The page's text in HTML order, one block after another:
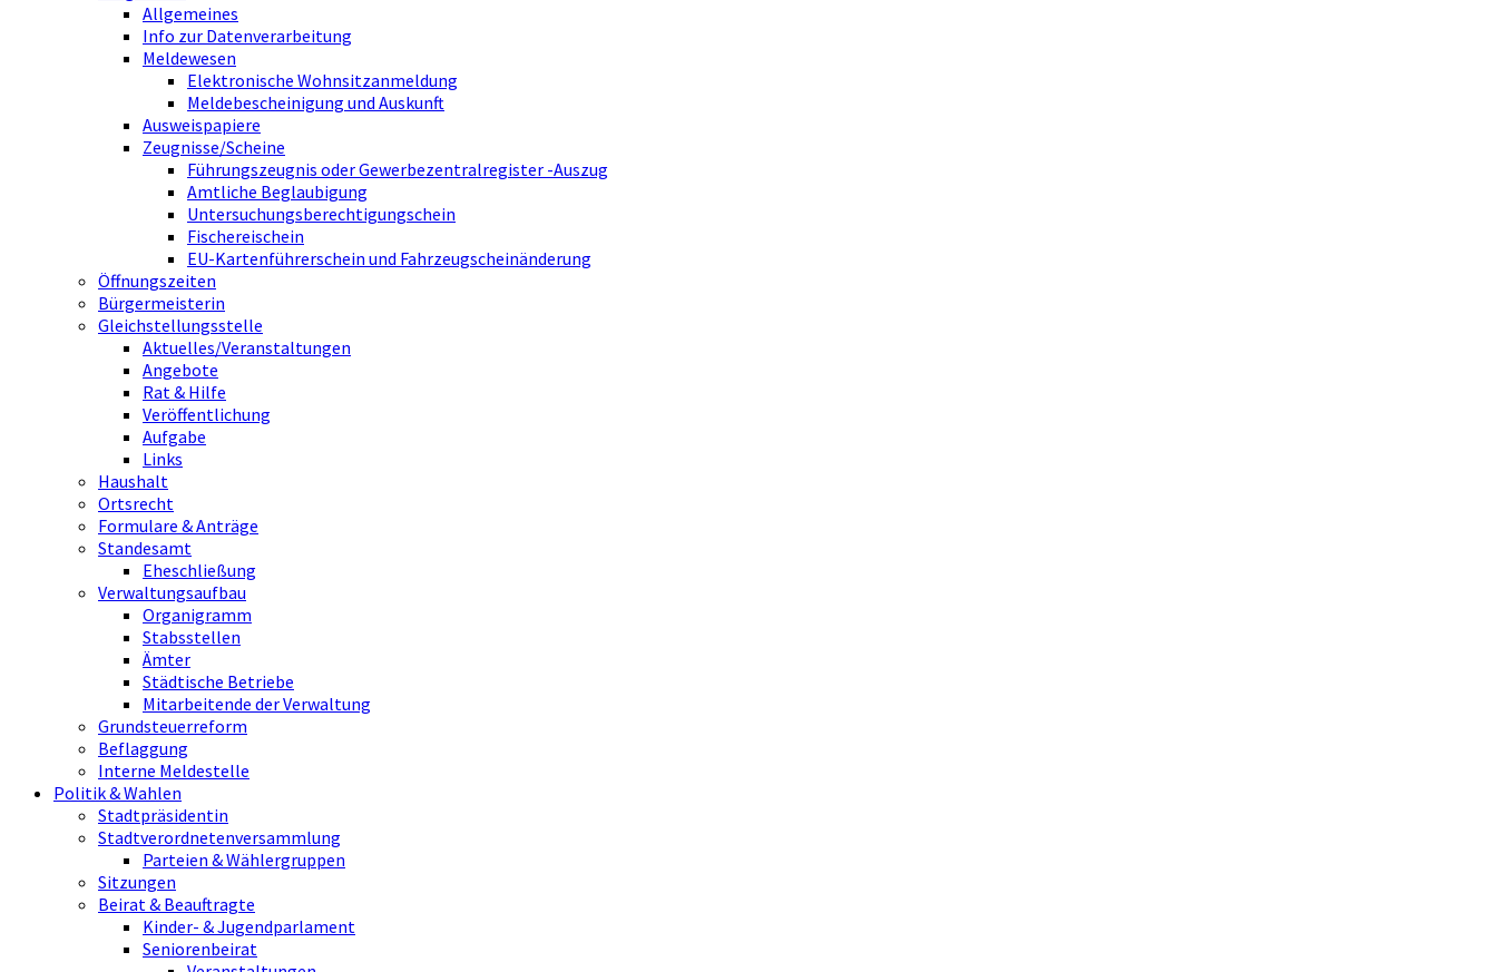
Allgemeines
Info zur Datenverarbeitung
Meldewesen
Elektronische Wohnsitzanmeldung
Meldebescheinigung und Auskunft
Ausweispapiere
Zeugnisse/Scheine
Führungszeugnis oder Gewerbezentralregister -Auszug
Amtliche Beglaubigung
Untersuchungsberechtigungschein
Fischereischein
EU-Kartenführerschein und Fahrzeugscheinänderung
Öffnungszeiten
Bürgermeisterin
Gleichstellungsstelle
Aktuelles/Veranstaltungen
Angebote
Rat & Hilfe
Veröffentlichung
Aufgabe
Links
Haushalt
Ortsrecht
Formulare & Anträge
Standesamt
Eheschließung
Verwaltungsaufbau
Organigramm
Stabsstellen
Ämter
Städtische Betriebe
Mitarbeitende der Verwaltung
Grundsteuerreform
Beflaggung
Interne Meldestelle
Politik & Wahlen
Stadtpräsidentin
Stadtverordnetenversammlung
Parteien & Wählergruppen
Sitzungen
Beirat & Beauftragte
Kinder- & Jugendparlament
Seniorenbeirat